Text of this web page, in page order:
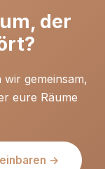
der
gemeinsam,
eure Räume
→